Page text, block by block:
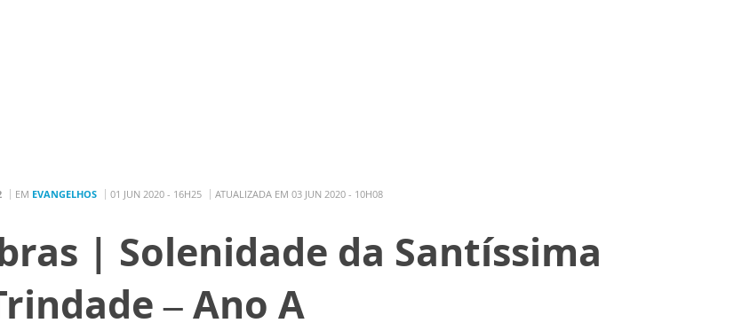
EM EVANGELHOS 01 JUN 2020 - 16H25 ATUALIZADA EM 03 JUN 2020 - 10H08
| Solenidade da Santíssima
– Ano A